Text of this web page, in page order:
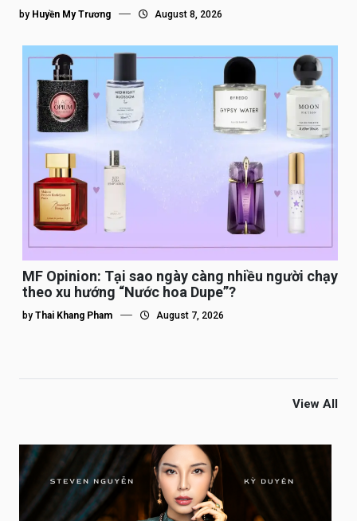
by Huyền My Trương August 8, 2026
MF Opinion: Tại sao ngày càng nhiều người chạy
theo xu hướng “Nước hoa Dupe”?
by Thai Khang Pham August 7, 2026
View All